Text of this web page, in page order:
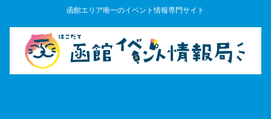
函館エリア唯一のイベント情報専門サイト